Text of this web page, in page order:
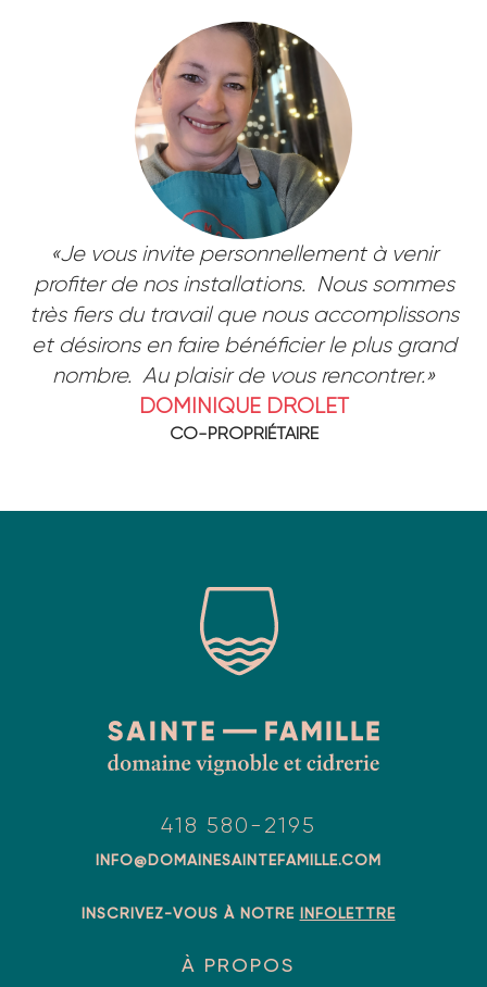
«Je vous invite personnellement à venir
profiter de nos installations. Nous sommes
très fiers du travail que nous accomplissons
et désirons en faire bénéficier le plus grand
nombre. Au plaisir de vous rencontrer.»
DOMINIQUE DROLET
CO-PROPRIÉTAIRE
À PROPOS
418 580-2195
INFO@DOMAINESAINTEFAMILLE.COM
INSCRIVEZ-VOUS À NOTRE INFOLETTRE